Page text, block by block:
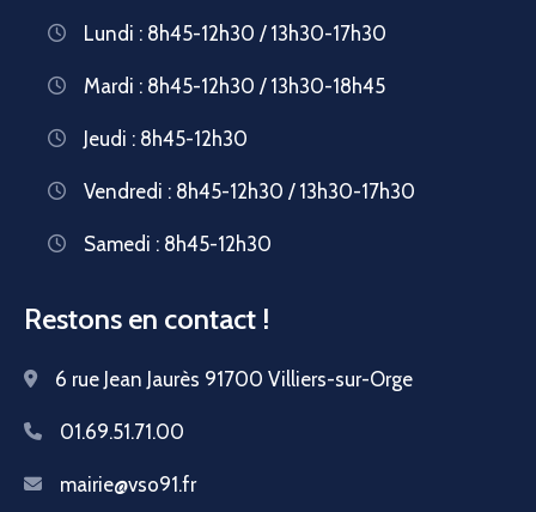
Lundi : 8h45-12h30 / 13h30-17h30
Mardi : 8h45-12h30 / 13h30-18h45
Jeudi : 8h45-12h30
Vendredi : 8h45-12h30 / 13h30-17h30
Samedi : 8h45-12h30
Restons en contact !
6 rue Jean Jaurès 91700 Villiers-sur-Orge
01.69.51.71.00
mairie@vso91.fr